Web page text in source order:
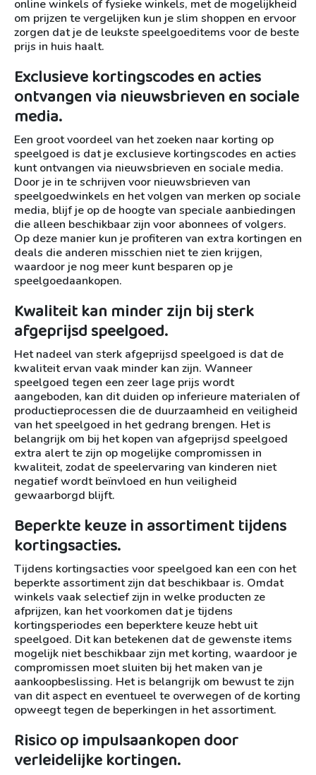
online winkels of fysieke winkels, met de mogelijkheid
om prijzen te vergelijken kun je slim shoppen en ervoor
zorgen dat je de leukste speelgoeditems voor de beste
prijs in huis haalt.
Exclusieve kortingscodes en acties
ontvangen via nieuwsbrieven en sociale
media.
Een groot voordeel van het zoeken naar korting op
speelgoed is dat je exclusieve kortingscodes en acties
kunt ontvangen via nieuwsbrieven en sociale media.
Door je in te schrijven voor nieuwsbrieven van
speelgoedwinkels en het volgen van merken op sociale
media, blijf je op de hoogte van speciale aanbiedingen
die alleen beschikbaar zijn voor abonnees of volgers.
Op deze manier kun je profiteren van extra kortingen en
deals die anderen misschien niet te zien krijgen,
waardoor je nog meer kunt besparen op je
speelgoedaankopen.
Kwaliteit kan minder zijn bij sterk
afgeprijsd speelgoed.
Het nadeel van sterk afgeprijsd speelgoed is dat de
kwaliteit ervan vaak minder kan zijn. Wanneer
speelgoed tegen een zeer lage prijs wordt
aangeboden, kan dit duiden op inferieure materialen of
productieprocessen die de duurzaamheid en veiligheid
van het speelgoed in het gedrang brengen. Het is
belangrijk om bij het kopen van afgeprijsd speelgoed
extra alert te zijn op mogelijke compromissen in
kwaliteit, zodat de speelervaring van kinderen niet
negatief wordt beïnvloed en hun veiligheid
gewaarborgd blijft.
Beperkte keuze in assortiment tijdens
kortingsacties.
Tijdens kortingsacties voor speelgoed kan een con het
beperkte assortiment zijn dat beschikbaar is. Omdat
winkels vaak selectief zijn in welke producten ze
afprijzen, kan het voorkomen dat je tijdens
kortingsperiodes een beperktere keuze hebt uit
speelgoed. Dit kan betekenen dat de gewenste items
mogelijk niet beschikbaar zijn met korting, waardoor je
compromissen moet sluiten bij het maken van je
aankoopbeslissing. Het is belangrijk om bewust te zijn
van dit aspect en eventueel te overwegen of de korting
opweegt tegen de beperkingen in het assortiment.
Risico op impulsaankopen door
verleidelijke kortingen.